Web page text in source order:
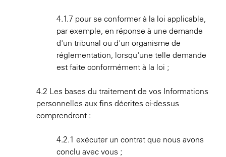
4.1.7 pour se conformer à la loi applicable,
par exemple, en réponse à une demande
d'un tribunal ou d'un organisme de
réglementation, lorsqu'une telle demande
est faite conformément à la loi ;
4.2 Les bases du traitement de vos Informations
personnelles aux fins décrites ci-dessus
comprendront :
4.2.1 exécuter un contrat que nous avons
conclu avec vous ;